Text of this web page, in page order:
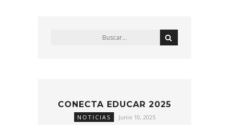
CONECTA EDUCAR 2025
NOTICIAS Junio 10, 2025